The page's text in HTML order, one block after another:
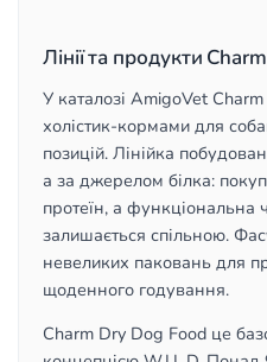
Лінії та продукти Charm
У каталозі AmigoVet
холістик-кормами для
позицій. Лінійка
а за джерелом білка:
протеїн, а функціональна
залишається спільною.
невеликих паковань для
щоденного годування.
Charm Dry Dog Food це